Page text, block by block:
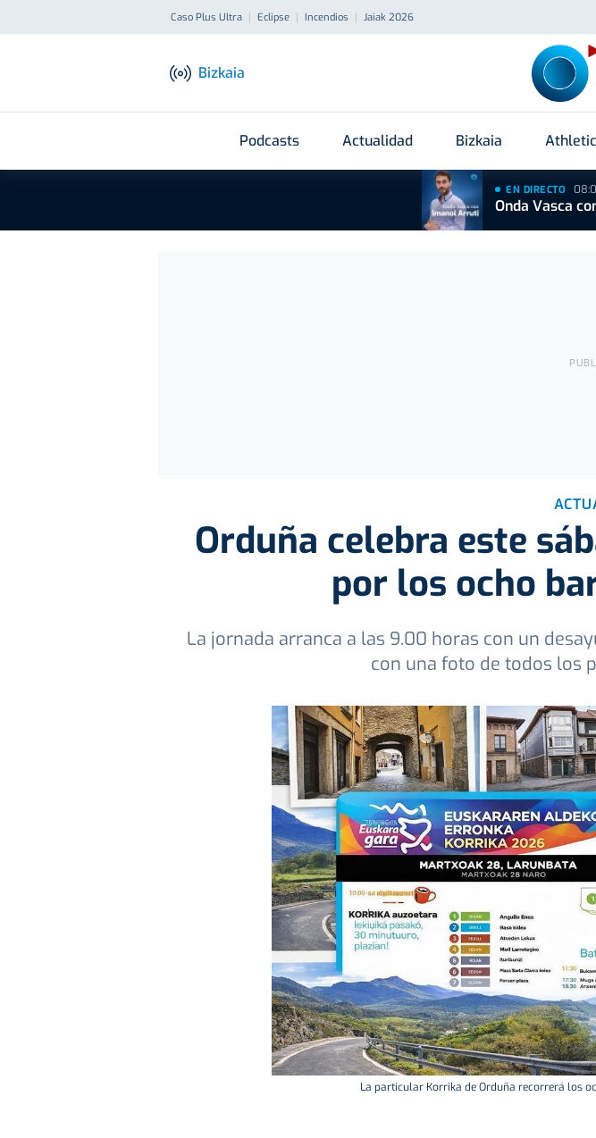
Caso Plus Ultra Eclipse Incendios Jaiak 2026
Bizkaia
Podcasts Actualidad Bizkaia Athletic
EN DIRECTO
Onda Vasca
Orduña celebra este
por los ocho
La jornada arranca a las 9.00 horas con un
con una foto de todos los
La particular Korrika de Orduña recorrerá los